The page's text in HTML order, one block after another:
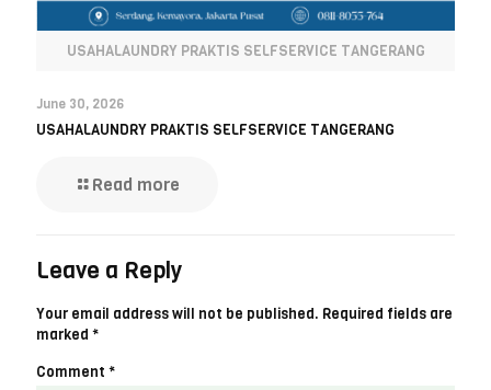
USAHALAUNDRY PRAKTIS SELFSERVICE TANGERANG
June 30, 2026
USAHALAUNDRY PRAKTIS SELFSERVICE TANGERANG
Read more
Leave a Reply
Your email address will not be published. Required fields are
marked *
Comment *